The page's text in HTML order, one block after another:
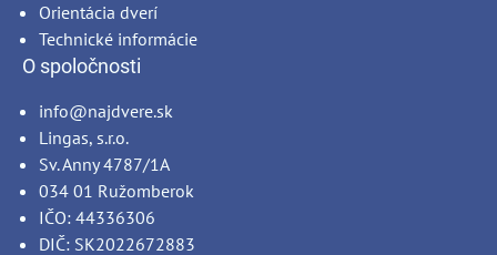
Orientácia dverí
Technické informácie
O spoločnosti
info@najdvere.sk
Lingas, s.r.o.
Sv. Anny 4787/1A
034 01 Ružomberok
IČO: 44336306
DIČ: SK2022672883